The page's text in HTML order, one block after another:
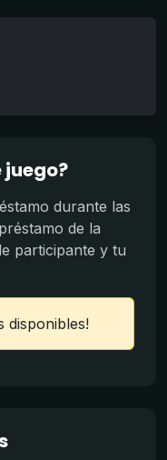
juego?
durante las
de la
participante y tu
disponibles!